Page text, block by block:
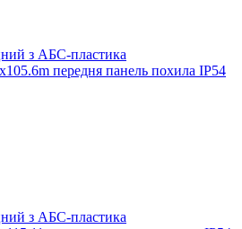
з АБС-пластика
передня панель похила IP54
з АБС-пластика